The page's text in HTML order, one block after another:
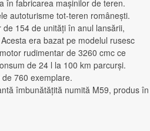
în fabricarea maşinilor de teren.
autoturisme tot-teren româneşti.
154 de unităţi în anul lansării,
era bazat pe modelul rusesc
rudimentar de 3260 cmc ce
de 24 l la 100 km parcurşi.
760 exemplare.
îmbunătăţită numită M59, produs